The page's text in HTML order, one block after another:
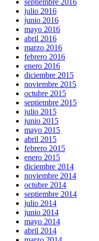
septiembre 2016
julio 2016
junio 2016
mayo 2016
abril 2016
marzo 2016
febrero 2016
enero 2016
diciembre 2015
noviembre 2015
octubre 2015
septiembre 2015
julio 2015
junio 2015
mayo 2015
abril 2015
febrero 2015
enero 2015
diciembre 2014
noviembre 2014
octubre 2014
septiembre 2014
julio 2014
junio 2014
mayo 2014
abril 2014